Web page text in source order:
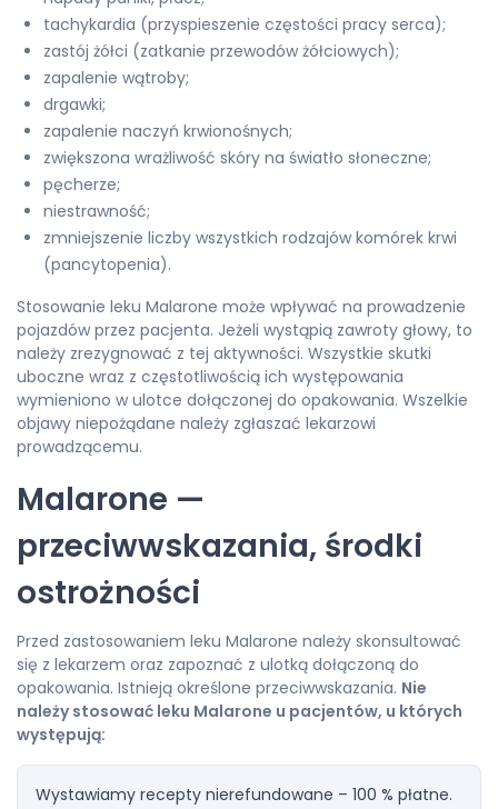
tachykardia (przyspieszenie częstości pracy serca);
zastój żółci (zatkanie przewodów żółciowych);
zapalenie wątroby;
drgawki;
zapalenie naczyń krwionośnych;
zwiększona wrażliwość skóry na światło słoneczne;
pęcherze;
niestrawność;
zmniejszenie liczby wszystkich rodzajów komórek krwi
(pancytopenia).
Stosowanie leku Malarone może wpływać na prowadzenie
pojazdów przez pacjenta. Jeżeli wystąpią zawroty głowy, to
należy zrezygnować z tej aktywności. Wszystkie skutki
uboczne wraz z częstotliwością ich występowania
wymieniono w ulotce dołączonej do opakowania. Wszelkie
objawy niepożądane należy zgłaszać lekarzowi
prowadzącemu.
Malarone —
przeciwwskazania, środki
ostrożności
Przed zastosowaniem leku Malarone należy skonsultować
się z lekarzem oraz zapoznać z ulotką dołączoną do
opakowania. Istnieją określone przeciwwskazania. Nie
należy stosować leku Malarone u pacjentów, u których
występują:
Wystawiamy recepty nierefundowane – 100 % płatne.